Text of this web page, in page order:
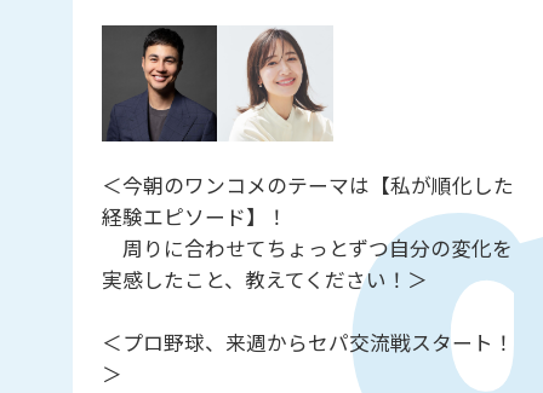
＜今朝のワンコメのテーマは【私が順化した
経験エピソード】！
周りに合わせてちょっとずつ自分の変化を
実感したこと、教えてください！＞
＜プロ野球、来週からセパ交流戦スタート！
＞